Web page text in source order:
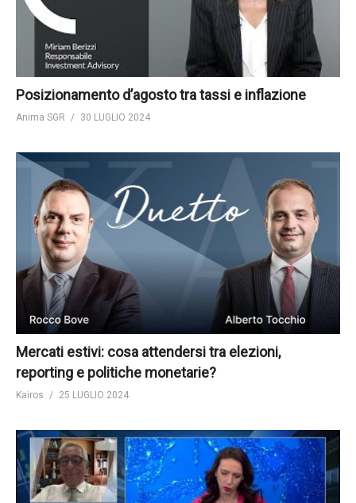
Posizionamento d’agosto tra tassi e inflazione
Anima SGR 30 LUGLIO 2024
Mercati estivi: cosa attendersi tra elezioni,
reporting e politiche monetarie?
Kairos 25 LUGLIO 2024